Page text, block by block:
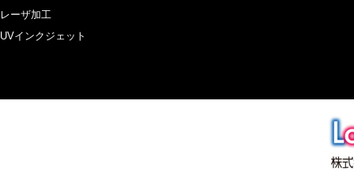
レーザ加工
UVインクジェット